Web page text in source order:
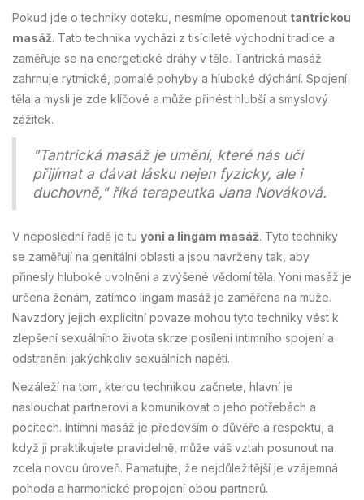
Pokud jde o techniky doteku, nesmíme opomenout tantrickou
masáž. Tato technika vychází z tisícileté východní tradice a
zaměřuje se na energetické dráhy v těle. Tantrická masáž
zahrnuje rytmické, pomalé pohyby a hluboké dýchání. Spojení
těla a mysli je zde klíčové a může přinést hlubší a smyslový
zážitek.
"Tantrická masáž je umění, které nás učí
přijímat a dávat lásku nejen fyzicky, ale i
duchovně," říká terapeutka Jana Nováková.
V neposlední řadě je tu yoni a lingam masáž. Tyto techniky
se zaměřují na genitální oblasti a jsou navrženy tak, aby
přinesly hluboké uvolnění a zvýšené vědomí těla. Yoni masáž je
určena ženám, zatímco lingam masáž je zaměřena na muže.
Navzdory jejich explicitní povaze mohou tyto techniky vést k
zlepšení sexuálního života skrze posílení intimního spojení a
odstranění jakýchkoliv sexuálních napětí.
Nezáleží na tom, kterou technikou začnete, hlavní je
naslouchat partnerovi a komunikovat o jeho potřebách a
pocitech. Intimní masáž je především o důvěře a respektu, a
když ji praktikujete pravidelně, může váš vztah posunout na
zcela novou úroveň. Pamatujte, že nejdůležitější je vzájemná
pohoda a harmonické propojení obou partnerů.